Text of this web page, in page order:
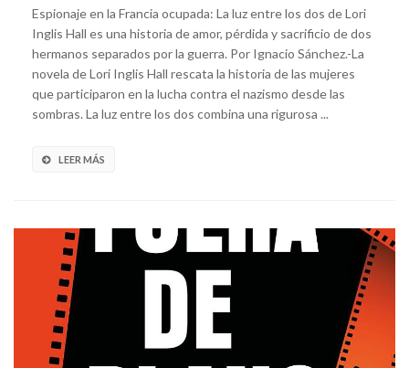
Espionaje en la Francia ocupada: La luz entre los dos de Lori
Inglis Hall es una historia de amor, pérdida y sacrificio de dos
hermanos separados por la guerra. Por Ignacio Sánchez.-La
novela de Lori Inglis Hall rescata la historia de las mujeres
que participaron en la lucha contra el nazismo desde las
sombras. La luz entre los dos combina una rigurosa ...
LEER MÁS